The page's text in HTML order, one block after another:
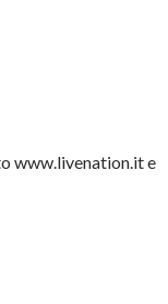
www.livenation.it e